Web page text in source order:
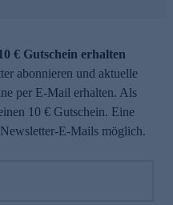
€ Gutschein erhalten
abonnieren und aktuelle
per E-Mail erhalten. Als
10 € Gutschein. Eine
E-Mails möglich.